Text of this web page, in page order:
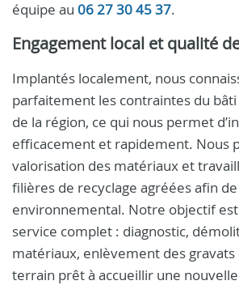
équipe au 06 27 30 45 37.
Engagement local et qualité
Implantés localement, nous
parfaitement les contraintes du
de la région, ce qui nous permet
efficacement et rapidement. Nous
valorisation des matériaux et
filières de recyclage agréées afin
environnemental. Notre objectif
service complet : diagnostic,
matériaux, enlèvement des
terrain prêt à accueillir une